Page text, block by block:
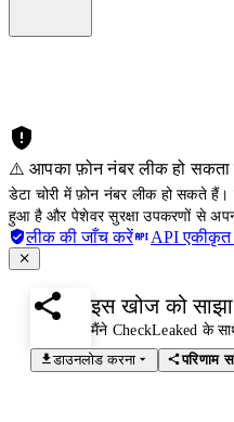
⚠️ आपका फ़ोन नंबर लीक हो सकता
डेटा चोरी में फ़ोन नंबर लीक हो सकते
हुआ है और पेशेवर सुरक्षा उपकरणों से
लीक की जाँच करें API
इस खोज को
मैंने CheckLeaked के
डाउनलोड करना
परिणाम